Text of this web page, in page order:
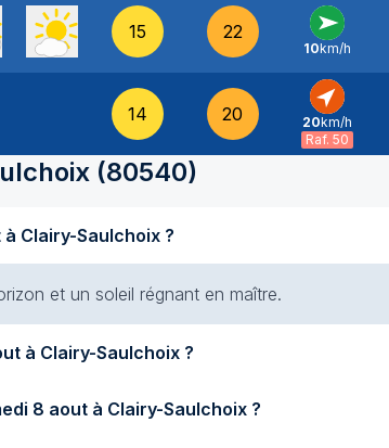
15 22
O -
10km/h
14 20
SO -
20km/h
Raf. 50
(80540)
il aujourd'hui jeudi 6 aout à Clairy-Saulchoix ?
et un soleil régnant en maître.
fera-t-il demain vendredi 7 aout à Clairy-Saulchoix ?
Quel temps fera-t-il samedi prochain samedi 8 aout à Clairy-Saulchoix ?